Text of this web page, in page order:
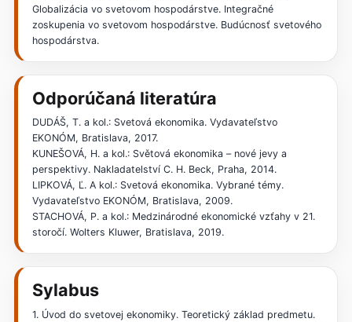
Globalizácia vo svetovom hospodárstve. Integračné
zoskupenia vo svetovom hospodárstve. Budúcnosť svetového
hospodárstva.
Odporúčaná literatúra
DUDÁŠ, T. a kol.: Svetová ekonomika. Vydavateľstvo
EKONÓM, Bratislava, 2017.
KUNEŠOVÁ, H. a kol.: Světová ekonomika – nové jevy a
perspektivy. Nakladatelství C. H. Beck, Praha, 2014.
LIPKOVÁ, Ľ. A kol.: Svetová ekonomika. Vybrané témy.
Vydavateľstvo EKONÓM, Bratislava, 2009.
STACHOVÁ, P. a kol.: Medzinárodné ekonomické vzťahy v 21.
storočí. Wolters Kluwer, Bratislava, 2019.
Sylabus
1. Úvod do svetovej ekonomiky. Teoretický základ predmetu.